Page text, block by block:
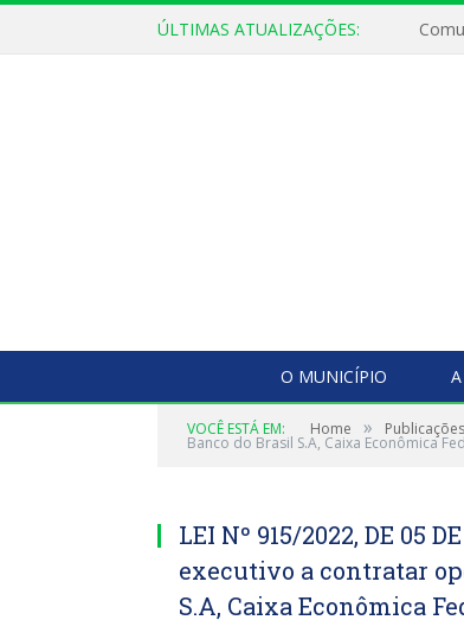
ÚLTIMAS ATUALIZAÇÕES:
O MUNICÍPIO
VOCÊ ESTÁ EM: Home »
Banco do Brasil S.A, Caixa Econômica
LEI Nº 915/2022, DE 05
executivo a contratar
S.A, Caixa Econômica